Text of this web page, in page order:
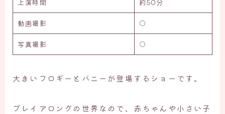
動画撮影 ○
写真撮影 ○
大きいフロギーとバニーが登場するショーです。
プレイアロングの世界なので、赤ちゃんや小さい子